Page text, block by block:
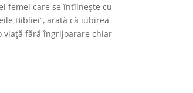
femei care se întîlnește cu
Bibliei”, arată că iubirea
viață fără îngrijoarare chiar